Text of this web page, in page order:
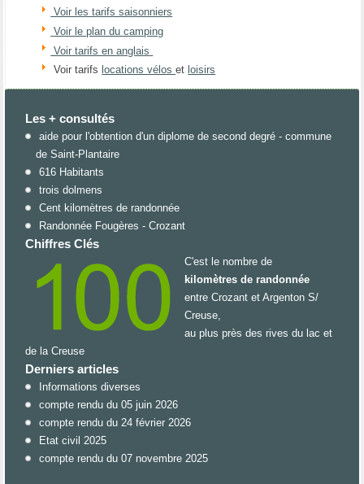
Voir les tarifs saisonniers
Voir le plan du camping
Voir tarifs en anglais
Voir tarifs locations véloset loisirs
Les + consultés
aide pour l'obtention d'un diplome de second degré - commune
de Saint-Plantaire
616 Habitants
trois dolmens
Cent kilomètres de randonnée
Randonnée Fougères - Crozant
Chiffres Clés
C'est le nombre de
kilomètres de randonnée
entre Crozant et Argenton S/
Creuse,
au plus près des rives du lac et
de la Creuse
Derniers articles
Informations diverses
compte rendu du 05 juin 2026
compte rendu du 24 février 2026
Etat civil 2025
compte rendu du 07 novembre 2025